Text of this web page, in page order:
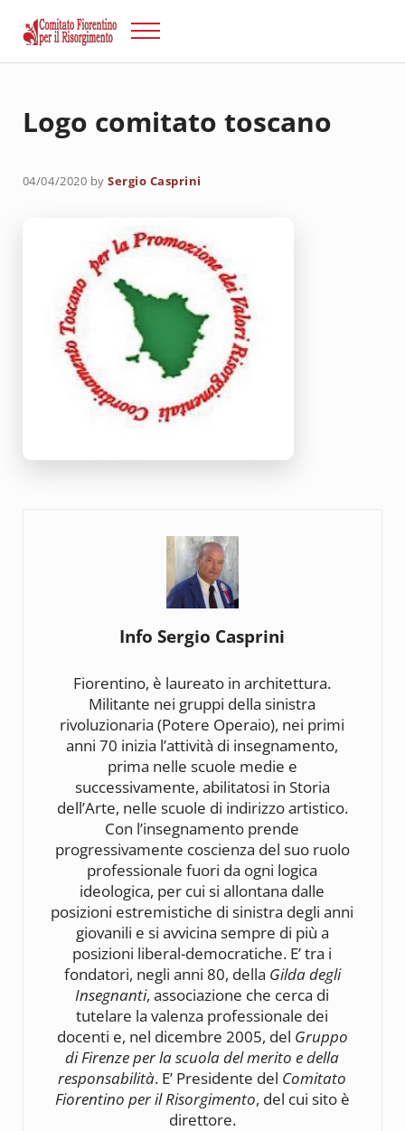
Risorgimento Firenze
Menu
Logo comitato toscano
04/04/2020 bySergio Casprini
InfoSergio Casprini
Fiorentino, è laureato in architettura.
Militante nei gruppi della sinistra
rivoluzionaria (Potere Operaio), nei primi
anni 70 inizia l’attività di insegnamento,
prima nelle scuole medie e
successivamente, abilitatosi in Storia
dell’Arte, nelle scuole di indirizzo artistico.
Con l’insegnamento prende
progressivamente coscienza del suo ruolo
professionale fuori da ogni logica
ideologica, per cui si allontana dalle
posizioni estremistiche di sinistra degli anni
giovanili e si avvicina sempre di più a
posizioni liberal-democratiche. E’ tra i
fondatori, negli anni 80, della Gilda degli
Insegnanti, associazione che cerca di
tutelare la valenza professionale dei
docenti e, nel dicembre 2005, del Gruppo
di Firenze per la scuola del merito e della
responsabilità. E’ Presidente del Comitato
Fiorentino per il Risorgimento, del cui sito è
direttore.